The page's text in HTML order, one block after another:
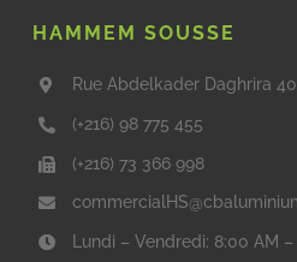
HAMMEM SOUSSE
Rue Abdelkader Daghrira
(+216) 98 775 455
(+216) 73 366 998
Lundi – Vendredi: 8:00 AM –